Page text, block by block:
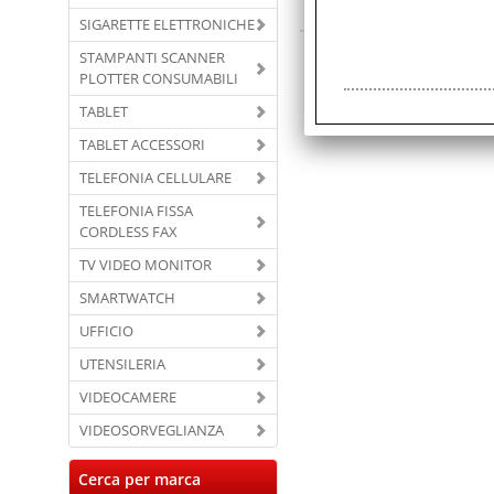
SIGARETTE ELETTRONICHE
STAMPANTI SCANNER
PLOTTER CONSUMABILI
TABLET
TABLET ACCESSORI
TELEFONIA CELLULARE
TELEFONIA FISSA
CORDLESS FAX
TV VIDEO MONITOR
SMARTWATCH
UFFICIO
UTENSILERIA
VIDEOCAMERE
VIDEOSORVEGLIANZA
Cerca per marca